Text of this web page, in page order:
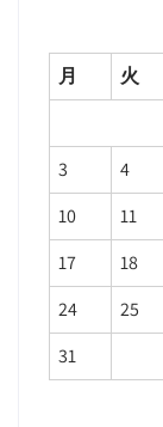
月 火
3
4
10
11
17
18
24
25
31